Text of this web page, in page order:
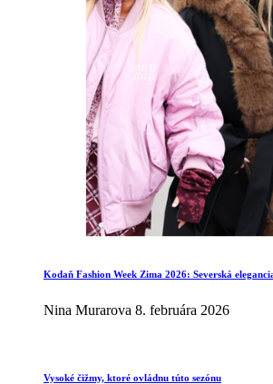
Kodaň Fashion Week Zima 2026: Severská
Nina Murarova 8. februára 2026
Vysoké čižmy, ktoré ovládnu túto sezónu